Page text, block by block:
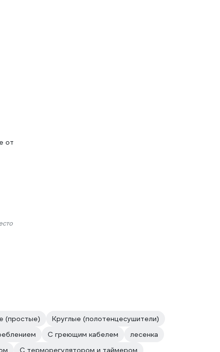
от
(простые)
Круглые (полотенцесушители)
С греющим кабелем
лесенка
С терморегулятором и таймером